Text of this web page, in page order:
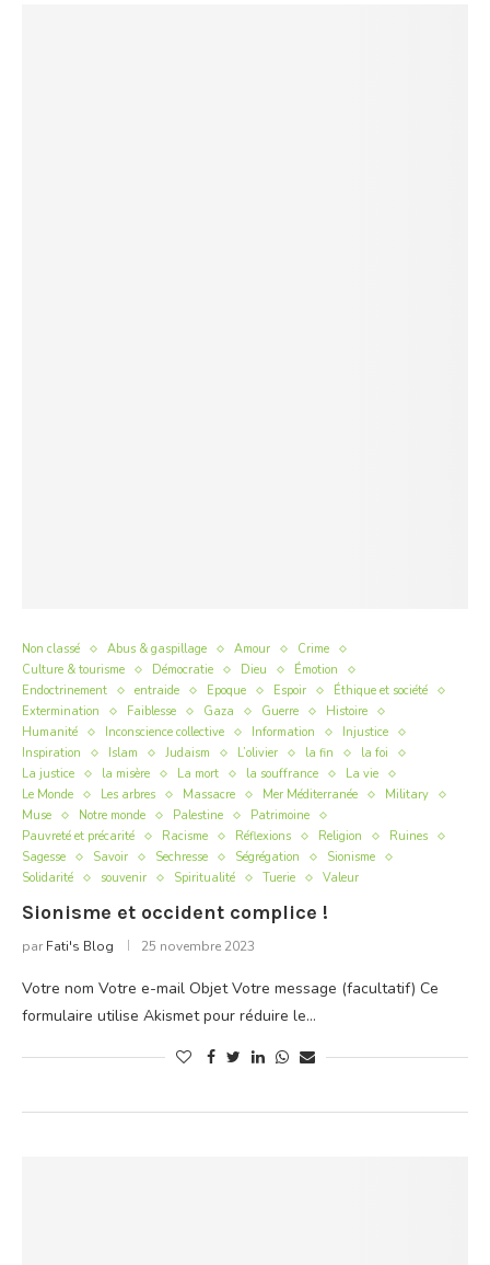
Non classé Abus & gaspillage Amour
Crime
Culture & tourisme
Démocratie Dieu
Émotion
Endoctrinement
entraide Epoque Espoir
Éthique et société
Extermination
Faiblesse Gaza Guerre
Histoire
Humanité
Inconscience collective Information
Injustice
Inspiration
Islam Judaism L’olivier la fin
la foi
La justice
la misère La mort la souffrance
La vie
Le Monde
Les arbres Massacre Mer Méditerranée
Military
Muse
Notre monde Palestine
Patrimoine
Pauvreté et précarité
Racisme Réflexions Religion
Ruines
Sagesse
Savoir Sechresse Ségrégation
Sionisme
Solidarité
souvenir Spiritualité Tuerie Valeur
Sionisme et occident complice !
par Fati's Blog 25 novembre 2023
Votre nom Votre e-mail Objet Votre message (facultatif) Ce
formulaire utilise Akismet pour réduire le…